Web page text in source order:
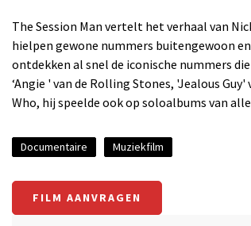
The Session Man vertelt het verhaal van
hielpen gewone nummers buitengewoon
ontdekken al snel de iconische nummers
‘Angie ' van de Rolling Stones, 'Jealous
Who, hij speelde ook op soloalbums van
Documentaire Muziekfilm
FILM AANVRAGEN